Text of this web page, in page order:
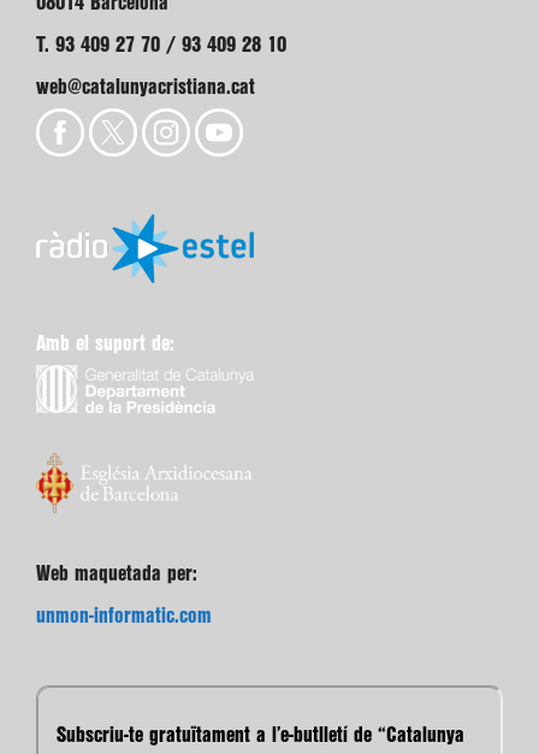
T. 93 409 27 70 / 93 409 28 10
web@catalunyacristiana.cat
Amb el suport de:
Web maquetada per:
unmon-informatic.com
Subscriu-te gratuïtament a l’e-butlletí de “Catalunya